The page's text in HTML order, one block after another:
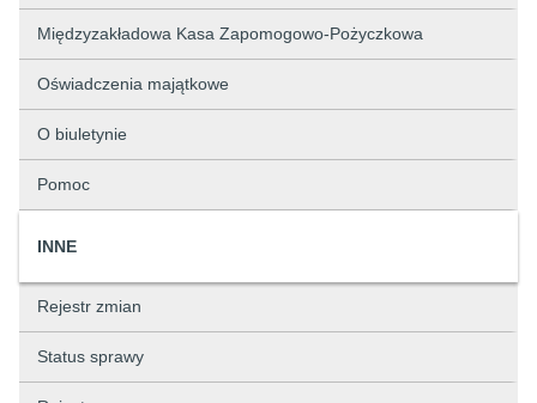
Międzyzakładowa Kasa Zapomogowo-Pożyczkowa
Oświadczenia majątkowe
O biuletynie
Pomoc
INNE
Rejestr zmian
Status sprawy